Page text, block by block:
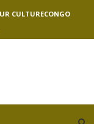
CULTURECONGO